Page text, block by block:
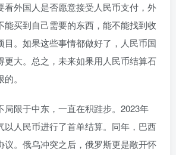
看外国人是否愿意接受人民币支付，外
能买到自己需要的东西，能不能找到收
目。如果这些事情都做好了，人民币国
更大。总之，未来如果用人民币结算石
。
局限于中东，一直在积跬步。2023年
以人民币进行了首单结算。同年，巴西
议。俄乌冲突之后，俄罗斯更是敞开怀